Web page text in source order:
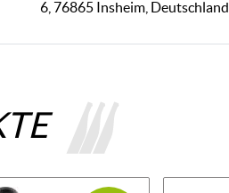
6, 76865 Insheim, Deutschland